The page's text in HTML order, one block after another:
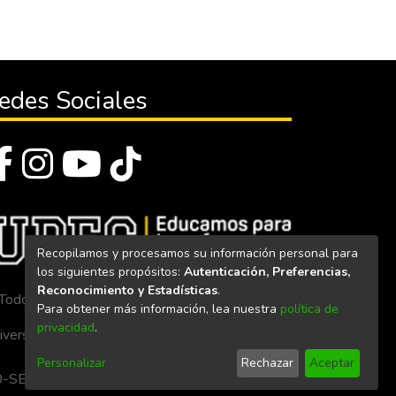
Sociales
los derechos reservados 2023
Politécnica Estatal del Carchi
SE-33-CACES-2020
Recopilamos y procesamos su información personal para
los siguientes propósitos: Autenticación, Preferencias,
Reconocimiento y Estadísticas.
Para obtener más información, lea nuestra política de
privacidad.
Personalizar Rechazar Aceptar